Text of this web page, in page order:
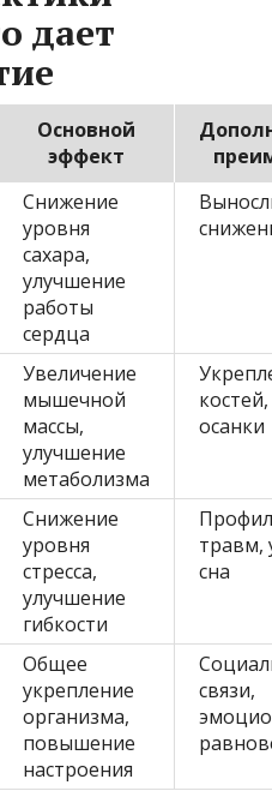
дает
Основной
эффект
Снижение
уровня
сахара,
улучшение
работы
сердца
Увеличение
мышечной
массы,
улучшение
метаболизма
осанки
Снижение
уровня
стресса,
улучшение
гибкости
травм,
сна
Общее
укрепление
организма,
повышение
настроения
связи,